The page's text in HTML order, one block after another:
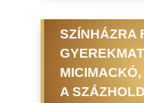
SZÍNHÁZRA
A